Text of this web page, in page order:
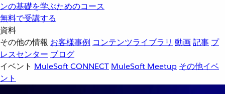
ンの基礎を学ぶためのコース
無料で受講する
資料
その他の情報 お客様事例 コンテンツライブラリ 動画記事 プ
レスセンター ブログ
イベント MuleSoft CONNECT MuleSoft Meetup その他イベ
ント